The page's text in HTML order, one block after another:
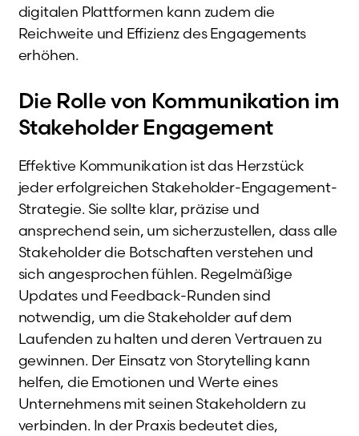
digitalen Plattformen kann zudem die
Reichweite und Effizienz des Engagements
erhöhen.
Die Rolle von Kommunikation im
Stakeholder Engagement
Effektive Kommunikation ist das Herzstück
jeder erfolgreichen Stakeholder-Engagement-
Strategie. Sie sollte klar, präzise und
ansprechend sein, um sicherzustellen, dass alle
Stakeholder die Botschaften verstehen und
sich angesprochen fühlen. Regelmäßige
Updates und Feedback-Runden sind
notwendig, um die Stakeholder auf dem
Laufenden zu halten und deren Vertrauen zu
gewinnen. Der Einsatz von Storytelling kann
helfen, die Emotionen und Werte eines
Unternehmens mit seinen Stakeholdern zu
verbinden. In der Praxis bedeutet dies,